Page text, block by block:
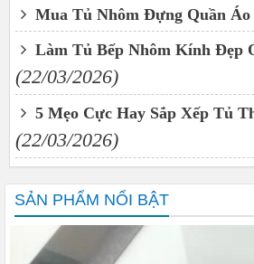
Mua Tủ Nhôm Đựng Quần Áo
Làm Tủ Bếp Nhôm Kính Đẹp
(22/03/2026)
5 Mẹo Cực Hay Sắp Xếp Tủ
(22/03/2026)
SẢN PHẨM NỔI BẬT